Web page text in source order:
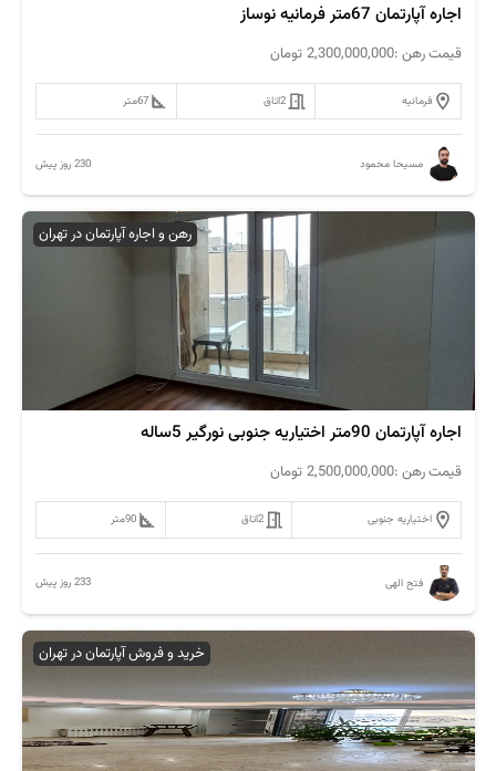
اجاره آپارتمان 67متر فرمانیه نوساز
قیمت رهن :2,300,000,000 تومان
فرمانیه 2اتاق 67متر
مسیحا محمود 230 روز پیش
رهن و اجاره آپارتمان در تهران
اجاره آپارتمان 90متر اختیاریه جنوبی نورگیر 5ساله
قیمت رهن :2,500,000,000 تومان
اختیاریه جنوبی 2اتاق 90متر
فتح الهی 233 روز پیش
خرید و فروش آپارتمان در تهران